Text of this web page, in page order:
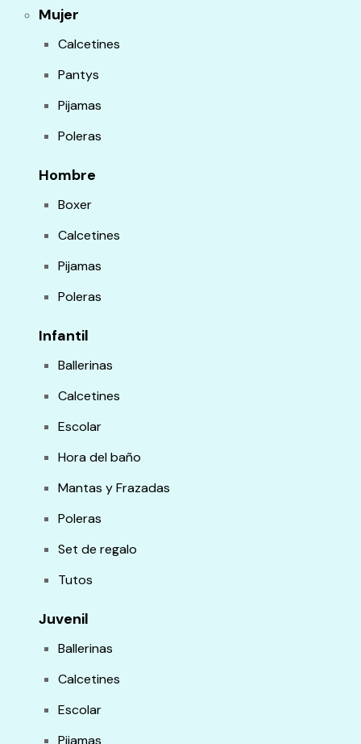
Mujer
Calcetines
Pantys
Pijamas
Poleras
Hombre
Boxer
Calcetines
Pijamas
Poleras
Infantil
Ballerinas
Calcetines
Escolar
Hora del baño
Mantas y Frazadas
Poleras
Set de regalo
Tutos
Juvenil
Ballerinas
Calcetines
Escolar